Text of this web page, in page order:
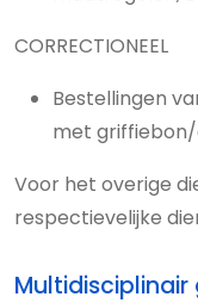
CORRECTIONEEL
Bestellingen
met
Voor het overige
respectievelijke